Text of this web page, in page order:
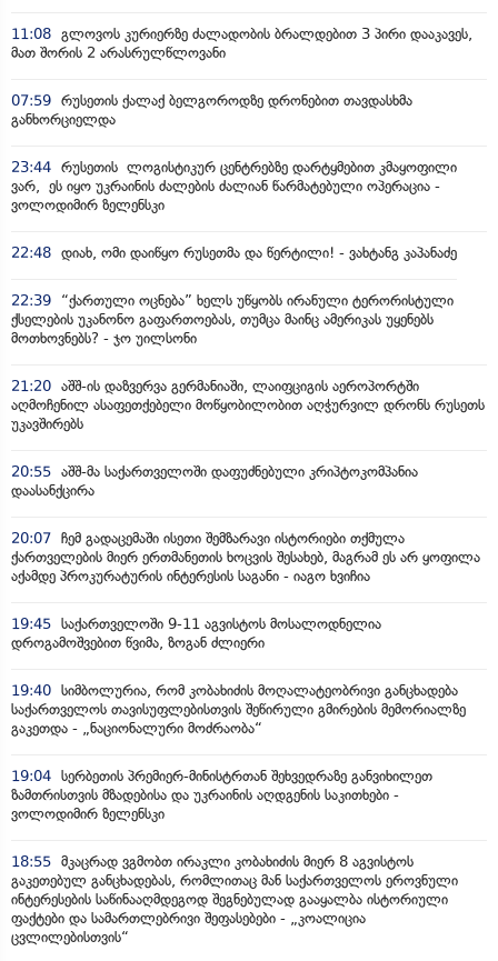
11:08 გლოვოს კურიერზე ძალადობის ბრალდებით 3 პირი დააკავეს,
მათ შორის 2 არასრულწლოვანი
07:59 რუსეთის ქალაქ ბელგოროდზე დრონებით თავდასხმა
განხორციელდა
23:44 რუსეთის ლოგისტიკურ ცენტრებზე დარტყმებით კმაყოფილი
ვარ, ეს იყო უკრაინის ძალების ძალიან წარმატებული ოპერაცია -
ვოლოდიმირ ზელენსკი
22:48 დიახ, ომი დაიწყო რუსეთმა და წერტილი! - ვახტანგ კაპანაძე
22:39
“ქართული ოცნება” ხელს უწყობს ირანული ტერორისტული
ქსელების უკანონო გაფართოებას, თუმცა მაინც ამერიკას უყენებს
მოთხოვნებს? - ჯო უილსონი
21:20 აშშ-ის დაზვერვა გერმანიაში, ლაიფციგის აეროპორტში
აღმოჩენილ ასაფეთქებელი მოწყობილობით აღჭურვილ დრონს რუსეთს
უკავშირებს
20:55 აშშ-მა საქართველოში დაფუძნებული კრიპტოკომპანია
დაასანქცირა
20:07 ჩემ გადაცემაში ისეთი შემზარავი ისტორიები თქმულა
ქართველების მიერ ერთმანეთის ხოცვის შესახებ, მაგრამ ეს არ ყოფილა
აქამდე პროკურატურის ინტერესის საგანი - იაგო ხვიჩია
19:45 საქართველოში 9-11 აგვისტოს მოსალოდნელია
დროგამოშვებით წვიმა, ზოგან ძლიერი
19:40 სიმბოლურია, რომ კობახიძის მოღალატეობრივი განცხადება
საქართველოს თავისუფლებისთვის შეწირული გმირების მემორიალზე
გაკეთდა - „ნაციონალური მოძრაობა“
19:04 სერბეთის პრემიერ-მინისტრთან შეხვედრაზე განვიხილეთ
ზამთრისთვის მზადებისა და უკრაინის აღდგენის საკითხები -
ვოლოდიმირ ზელენსკი
18:55 მკაცრად ვგმობთ ირაკლი კობახიძის მიერ 8 აგვისტოს
გაკეთებულ განცხადებას, რომლითაც მან საქართველოს ეროვნული
ინტერესების საწინააღმდეგოდ შეგნებულად გააყალბა ისტორიული
ფაქტები და სამართლებრივი შეფასებები - „კოალიცია
ცვლილებისთვის“